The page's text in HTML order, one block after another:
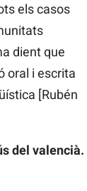
els casos
dient que
oral i escrita
[Rubén
del valencià.